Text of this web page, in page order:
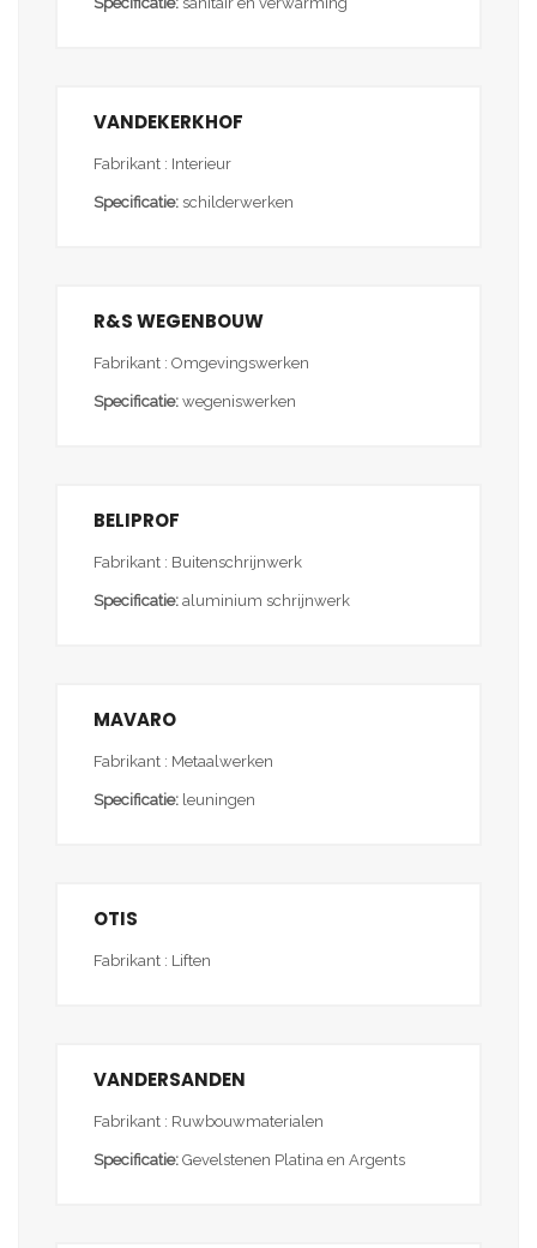
VANDEKERKHOF
Fabrikant : Interieur
Specificatie: schilderwerken
R&S WEGENBOUW
Fabrikant : Omgevingswerken
Specificatie: wegeniswerken
BELIPROF
Fabrikant : Buitenschrijnwerk
Specificatie: aluminium schrijnwerk
MAVARO
Fabrikant : Metaalwerken
Specificatie: leuningen
OTIS
Fabrikant : Liften
VANDERSANDEN
Fabrikant : Ruwbouwmaterialen
Specificatie: Gevelstenen Platina en Argents